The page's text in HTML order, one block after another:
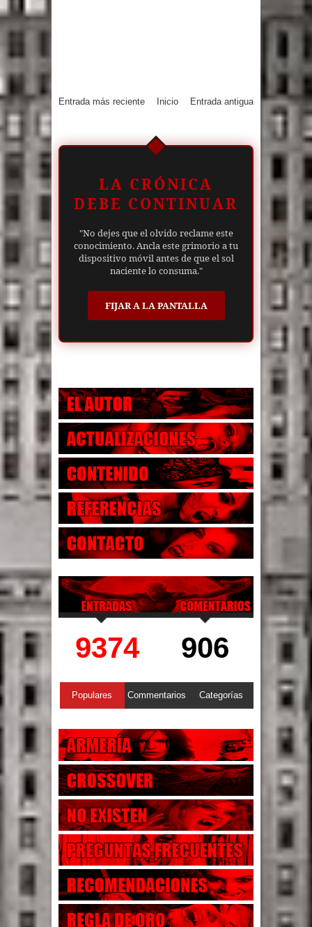
Entrada más reciente Entrada antigua
Inicio
LA CRÓNICA
DEBE CONTINUAR
"No dejes que el olvido reclame este
conocimiento. Ancla este grimorio a tu
dispositivo móvil antes de que el sol
naciente lo consuma."
FIJAR A LA PANTALLA
9374 906
Populares Commentarios Categorías